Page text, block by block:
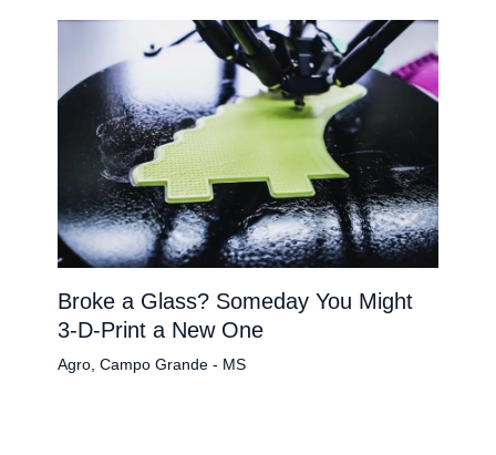
Broke a Glass? Someday You Might
3-D-Print a New One
Agro, Campo Grande - MS